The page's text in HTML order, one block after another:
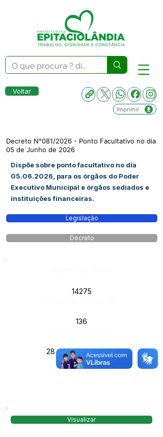
Voltar
Imprimir
Decreto N°081/2026 - Ponto Facultativo no dia
05 de Junho de 2026
Dispõe sobre ponto facultativo no dia
05.06.2026 , para os órgãos do Poder
Executivo Municipal e órgãos sediados e
instituições financeiras.
Legislação
Decreto
14275
136
28 de maio de 2026
Órgão:
Visualizar